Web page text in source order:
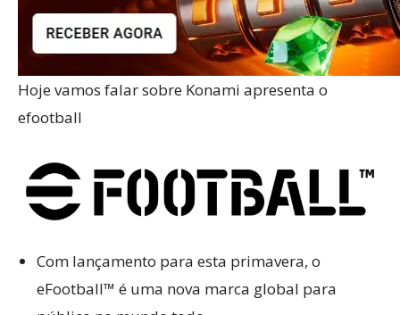
Hoje vamos falar sobre Konami apresenta o
efootball
Com lançamento para esta primavera, o
eFootball™ é uma nova marca global para